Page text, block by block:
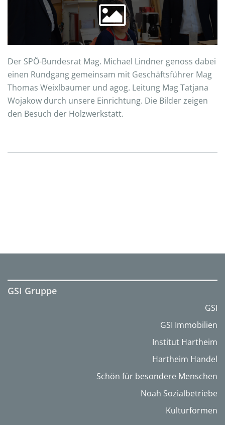
Der SPÖ-Bundesrat Mag. Michael Lindner genoss dabei
einen Rundgang gemeinsam mit Geschäftsführer Mag
Thomas Weixlbaumer und agog. Leitung Mag Tatjana
Wojakow durch unsere Einrichtung. Die Bilder zeigen
den Besuch der Holzwerkstatt.
GSI Gruppe
GSI
GSI Immobilien
Institut Hartheim
Hartheim Handel
Schön für besondere Menschen
Noah Sozialbetriebe
Kulturformen